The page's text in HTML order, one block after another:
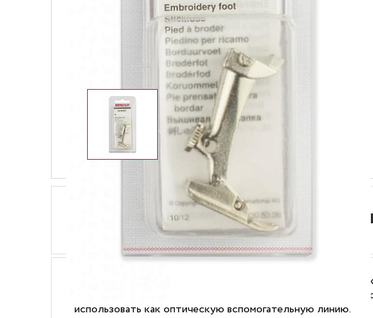
ХАРАКТЕРИСТИКИ
Идеальная лапка для выполнения гладьевых валиков,
декоративных ниток. Небольшое отверстие в середине
использовать как оптическую вспомогательную линию.